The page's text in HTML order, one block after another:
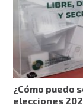
¿Cómo puedo
elecciones